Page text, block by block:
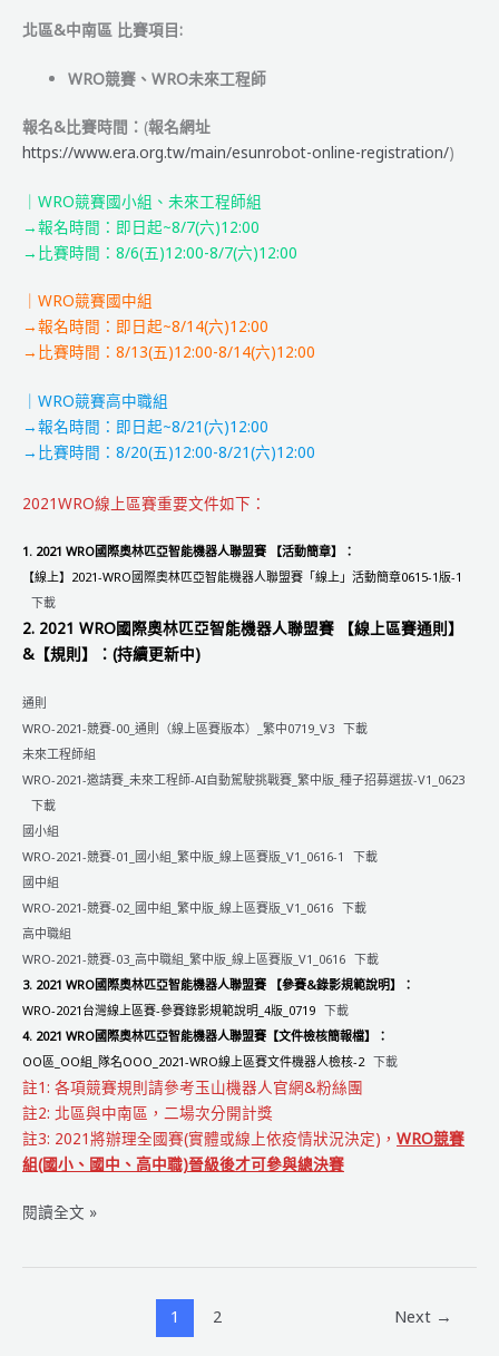
績
告】
器
盟
賽
北
區
&
區
會
北區&中南區 比賽項目:
WRO競賽、WRO未來工程師
報名&比賽時間： (報名網址
https://www.era.org.tw/main/esunrobot-online-registration/)
｜WRO競賽國小組、未來工程師組
→報名時間：即日起~8/7(六)12:00
→比賽時間：8/6(五)12:00-8/7(六)12:00
｜WRO競賽國中組
→報名時間：即日起~8/14(六)12:00
→比賽時間：8/13(五)12:00-8/14(六)12:00
｜WRO競賽高中職組
→報名時間：即日起~8/21(六)12:00
→比賽時間：8/20(五)12:00-8/21(六)12:00
2021WRO線上區賽重要文件如下：
1. 2021 WRO國際奧林匹亞智能機器人聯盟賽 【活動簡章】
：
【線上】2021-WRO國際奧林匹亞智能機器人聯盟賽「線上」活動簡章0615-1版-1
下載
2. 2021 WRO國際奧林匹亞智能機器人聯盟賽
【線上區賽通則】
&【規則】：(持續更新中)
通則
WRO-2021-競賽-00_通則（線上區賽版本）_繁中0719_V3 下載
未來工程師組
WRO-2021-邀請賽_未來工程師-AI自動駕駛挑戰賽_繁中版_種子招募選拔-V1_0623
下載
國小組
WRO-2021-競賽-01_國小組_繁中版_線上區賽版_V1_0616-1
下載
國中組
WRO-2021-競賽-02_國中組_繁中版_線上區賽版_V1_0616 下載
高中職組
WRO-2021-競賽-03_高中職組_繁中版_線上區賽版_V1_0616 下載
3. 2021 WRO國際奧林匹亞智能機器人聯盟賽 【參賽&錄影規範說明】：
WRO-2021台灣線上區賽-參賽錄影規範說明_4版_0719 下載
4. 2021 WRO國際奧林匹亞智能機器人聯盟賽 【文件檢核簡報檔】
：
OO區_OO組_隊名OOO_2021-WRO線上區賽文件機器人檢核-2 下載
註1: 各項競賽規則請參考玉山機器人官網&粉絲團
註2: 北區與中南區，二場次分開計獎
註3: 2021將辦理全國賽(實體或線上依疫情狀況決定)， WRO競賽
組(國小、國中、高中職)晉級後才可參與總決賽
2021
國
閱讀全文 »
1 2 Next →